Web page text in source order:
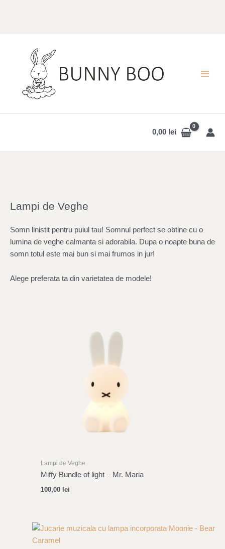
0,00 lei
Lampi de Veghe
Somn linistit pentru puiul tau! Somnul perfect se obtine cu o
lumina de veghe calmanta si adorabila. Dupa o noapte buna de
somn totul este mai bun si mai frumos in jur!
Alege preferata ta din varietatea de modele!
Lampi de Veghe
Miffy Bundle of light – Mr. Maria
100,00 lei